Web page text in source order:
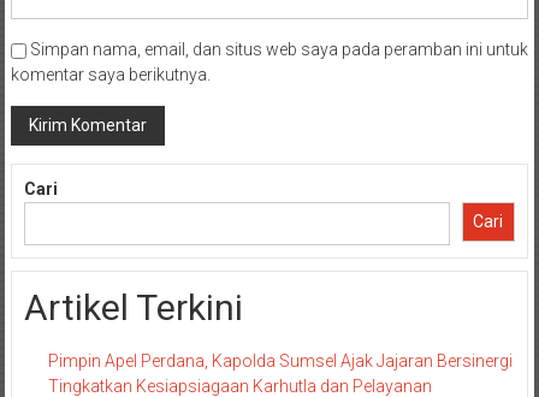
Simpan nama, email, dan situs web saya pada peramban ini untuk
komentar saya berikutnya.
Cari
Cari
Artikel Terkini
Pimpin Apel Perdana, Kapolda Sumsel Ajak Jajaran Bersinergi
Tingkatkan Kesiapsiagaan Karhutla dan Pelayanan